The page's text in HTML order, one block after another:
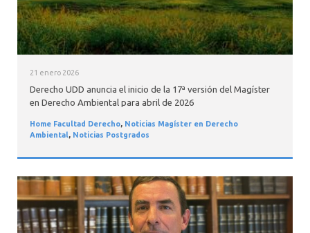
21 enero 2026
Derecho UDD anuncia el inicio de la 17ª versión del Magíster
en Derecho Ambiental para abril de 2026
Home Facultad Derecho, Noticias Magíster en Derecho
Ambiental, Noticias Postgrados